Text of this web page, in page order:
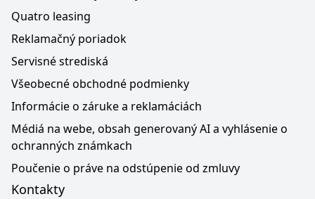
Quatro leasing
Reklamačný poriadok
Servisné strediská
Všeobecné obchodné podmienky
Informácie o záruke a reklamáciách
Médiá na webe, obsah generovaný AI a vyhlásenie o
ochranných známkach
Poučenie o práve na odstúpenie od zmluvy
Kontakty